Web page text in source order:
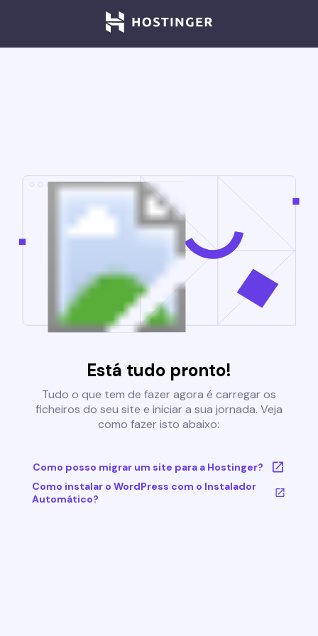
Está tudo pronto!
Tudo o que tem de fazer agora é carregar os
ficheiros do seu site e iniciar a sua jornada. Veja
como fazer isto abaixo:
Como posso migrar um site para a Hostinger?
Como instalar o WordPress com o Instalador
Automático?